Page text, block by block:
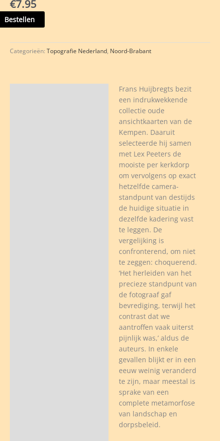
€7.95
Bestellen
Categorieën: Topografie Nederland, Noord-Brabant
Frans Huijbregts bezit
een indrukwekkende
collectie oude
ansichtkaarten van de
Kempen. Daaruit
selecteerde hij samen
met Lex Peeters de
mooiste per kerkdorp
om vervolgens op exact
hetzelfde camera-
standpunt van destijds
de huidige situatie in
dezelfde kadering vast
te leggen. De
vergelijking is
confronterend, om niet
te zeggen: choquerend.
‘Het herleiden van het
precieze standpunt van
de fotograaf gaf
bevrediging, terwijl het
contrast dat we
aantroffen vaak uiterst
pijnlijk was,’ aldus de
auteurs. In enkele
gevallen blijkt er in een
eeuw weinig veranderd
te zijn, maar meestal is
sprake van een
complete metamorfose
van landschap en
dorpsbeleid.